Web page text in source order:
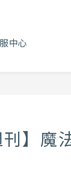
中心
刊】魔